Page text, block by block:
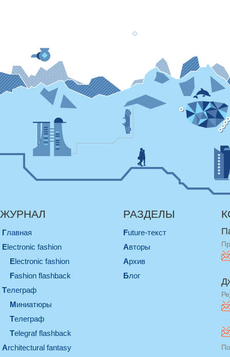
ЖУРНАЛ
Главная
electronic fashion
electronic fashion
Fashion flashback
телеграф
миниатюры
телеграф
Telegraf flashback
architectural fantasy
РАЗДЕЛЫ
Future-текст
Авторы
Архив
Блог